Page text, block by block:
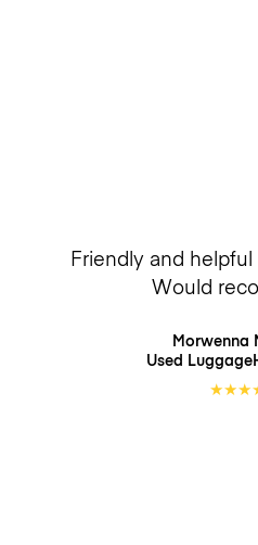
Friendly and
Would
Morwenna
Used
★★★